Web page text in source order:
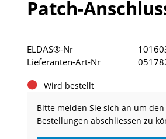
Patch-
Wird bestellt
Bitte melden Sie sich an um
Bestellungen abschliessen zu
ELDAS®-Nr
Lieferanten-Art-Nr